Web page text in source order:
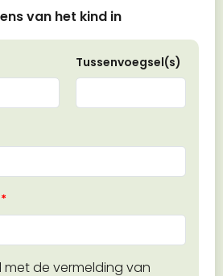
van het kind in
Tussenvoegsel(s)
*
met de vermelding van